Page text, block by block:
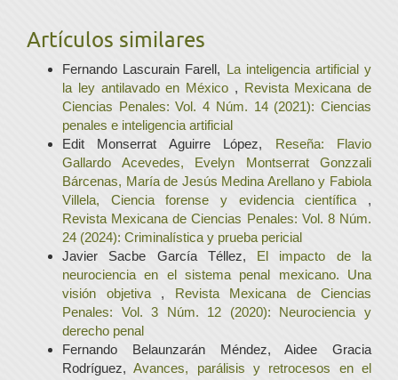
Artículos similares
Fernando Lascurain Farell, La inteligencia artificial y
la ley antilavado en México , Revista Mexicana de
Ciencias Penales: Vol. 4 Núm. 14 (2021): Ciencias
penales e inteligencia artificial
Edit Monserrat Aguirre López, Reseña: Flavio
Gallardo Acevedes, Evelyn Montserrat Gonzzali
Bárcenas, María de Jesús Medina Arellano y Fabiola
Villela, Ciencia forense y evidencia científica ,
Revista Mexicana de Ciencias Penales: Vol. 8 Núm.
24 (2024): Criminalística y prueba pericial
Javier Sacbe García Téllez, El impacto de la
neurociencia en el sistema penal mexicano. Una
visión objetiva , Revista Mexicana de Ciencias
Penales: Vol. 3 Núm. 12 (2020): Neurociencia y
derecho penal
Fernando Belaunzarán Méndez, Aidee Gracia
Rodríguez,Avances, parálisis y retrocesos en el